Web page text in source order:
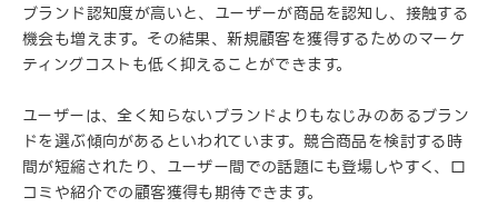
ブランド認知度が高いと、ユーザーが商品を認知し、接触する
機会も増えます。その結果、新規顧客を獲得するためのマーケ
ティングコストも低く抑えることができます。
ユーザーは、全く知らないブランドよりもなじみのあるブラン
ドを選ぶ傾向があるといわれています。競合商品を検討する時
間が短縮されたり、ユーザー間での話題にも登場しやすく、口
コミや紹介での顧客獲得も期待できます。